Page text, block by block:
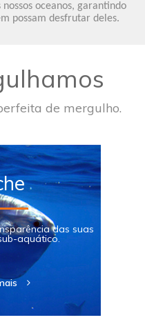
oceanos, garantindo
possam desfrutar deles.
de mergulho.
das suas
aquático.